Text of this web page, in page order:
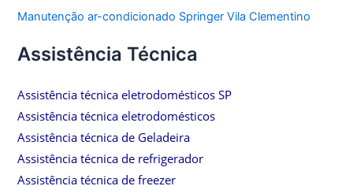
Manutenção ar-condicionado Springer Vila Clementino
Assistência Técnica
Assistência técnica eletrodomésticos SP
Assistência técnica eletrodomésticos
Assistência técnica de Geladeira
Assistência técnica de refrigerador
Assistência técnica de freezer